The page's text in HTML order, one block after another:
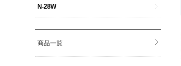
N-28W
商品一覧